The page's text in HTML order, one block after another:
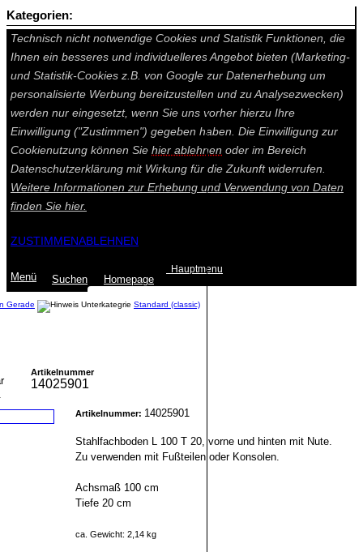
Auf dieser Seite werden technisch notwendige Cookies gesetzt.
Technisch nicht notwendige Cookies und Statistik Funktionen, die
Ihnen ein besseres und individuelleres Angebot bieten (Marketing-
und Statistik-Cookies z.B. von Google zur Datenerhebung um
personalisierte Werbung bereitzustellen und zu Analysezwecken)
werden nur eingesetzt, wenn Sie uns vorher hierzu Ihre
Einwilligung ("Zustimmen") gegeben haben. Die Einwilligung zur
Cookienutzung können Sie hier ablehnen oder im Bereich
Datenschutzerklärung mit Wirkung für die Zukunft widerrufen.
Weitere Informationen zur Erhebung und Verwendung von Daten
finden Sie hier.
ZUSTIMMENABLEHNEN
Menü Suchen Homepage
Hauptmenu
Gerade Standard (classic)
Artikelnummer
14025901
Artikelnummer: 14025901
Stahlfachboden L 100 T 20, vorne und hinten mit Nute.
Zu verwenden mit Fußteilen oder Konsolen.
Achsmaß 100 cm
Tiefe 20 cm
ca. Gewicht: 2,14 kg
Kategorien: